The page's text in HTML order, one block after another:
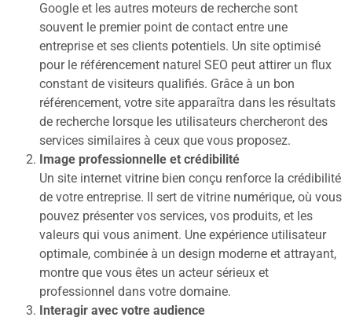
Google et les autres moteurs de recherche sont
souvent le premier point de contact entre une
entreprise et ses clients potentiels. Un site optimisé
pour le référencement naturel SEO peut attirer un flux
constant de visiteurs qualifiés. Grâce à un bon
référencement, votre site apparaîtra dans les résultats
de recherche lorsque les utilisateurs chercheront des
services similaires à ceux que vous proposez.
Image professionnelle et crédibilité
Un site internet vitrine bien conçu renforce la crédibilité
de votre entreprise. Il sert de vitrine numérique, où vous
pouvez présenter vos services, vos produits, et les
valeurs qui vous animent. Une expérience utilisateur
optimale, combinée à un design moderne et attrayant,
montre que vous êtes un acteur sérieux et
professionnel dans votre domaine.
Interagir avec votre audience